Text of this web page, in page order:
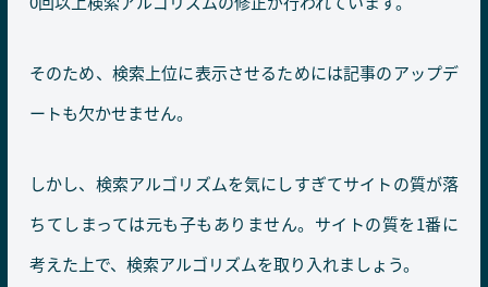
そのため、検索上位に表示させるためには記事のアップデ
ートも欠かせません。
しかし、検索アルゴリズムを気にしすぎてサイトの質が落
ちてしまっては元も子もありません。サイトの質を1番に
考えた上で、検索アルゴリズムを取り入れましょう。